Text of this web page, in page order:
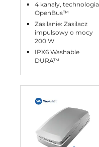
4 kanały, technologia
OpenBus™
Zasilanie: Zasilacz
impulsowy o mocy
200 W
IPX6 Washable
DURA™